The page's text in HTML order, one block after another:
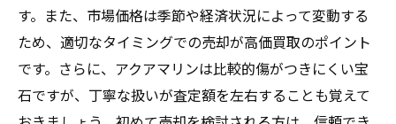
す。また、市場価格は季節や経済状況によって変動する
ため、適切なタイミングでの売却が高価買取のポイント
です。さらに、アクアマリンは比較的傷がつきにくい宝
石ですが、丁寧な扱いが査定額を左右することも覚えて